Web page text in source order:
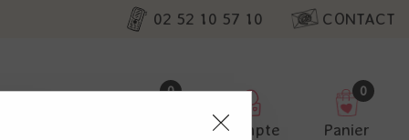
02 52 10 57 10 CONTACT
0
Compte
0
Panier